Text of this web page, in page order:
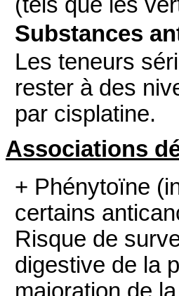
(tels que les
Substances
Les teneurs
rester à des
par cisplatine.
Associations
+ Phénytoïne
certains
Risque de
digestive de la